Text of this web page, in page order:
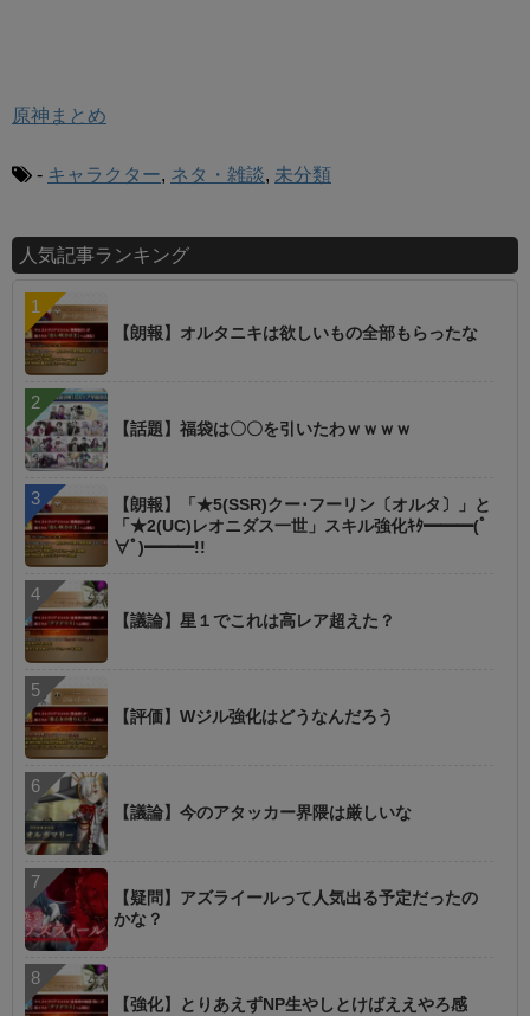
原神まとめ
- キャラクター, ネタ・雑談, 未分類
人気記事ランキング
【朗報】オルタニキは欲しいもの全部もらったな
【話題】福袋は〇〇を引いたわｗｗｗｗ
【朗報】「★5(SSR)クー･フーリン〔オルタ〕」と
「★2(UC)レオニダス一世」スキル強化ｷﾀ━━━(ﾟ
∀ﾟ)━━━!!
【議論】星１でこれは高レア超えた？
【評価】Wジル強化はどうなんだろう
【議論】今のアタッカー界隈は厳しいな
【疑問】アズライールって人気出る予定だったの
かな？
【強化】とりあえずNP生やしとけばええやろ感